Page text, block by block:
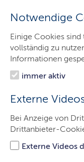
Notwendige
Einige Cookies
vollständig zu
Informationen
immer aktiv
Externe
Bei Anzeige von
Drittanbieter-
Externe Videos
Finanzierung des
Holstein (UKSH)
Der Livestream
AKTIVIERUNG
darauf hinweisen,
Vimeo bzw.
Ich akzeptiere